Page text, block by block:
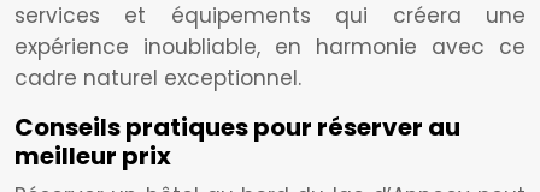
services et équipements qui créera une
expérience inoubliable, en harmonie avec ce
cadre naturel exceptionnel.
Conseils pratiques pour réserver au
meilleur prix